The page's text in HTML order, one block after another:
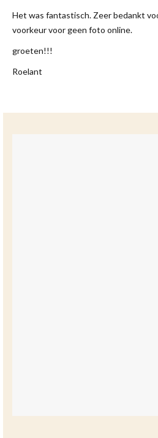
Het was fantastisch. Zeer bedankt
voorkeur voor geen foto online.
groeten!!!
Roelant